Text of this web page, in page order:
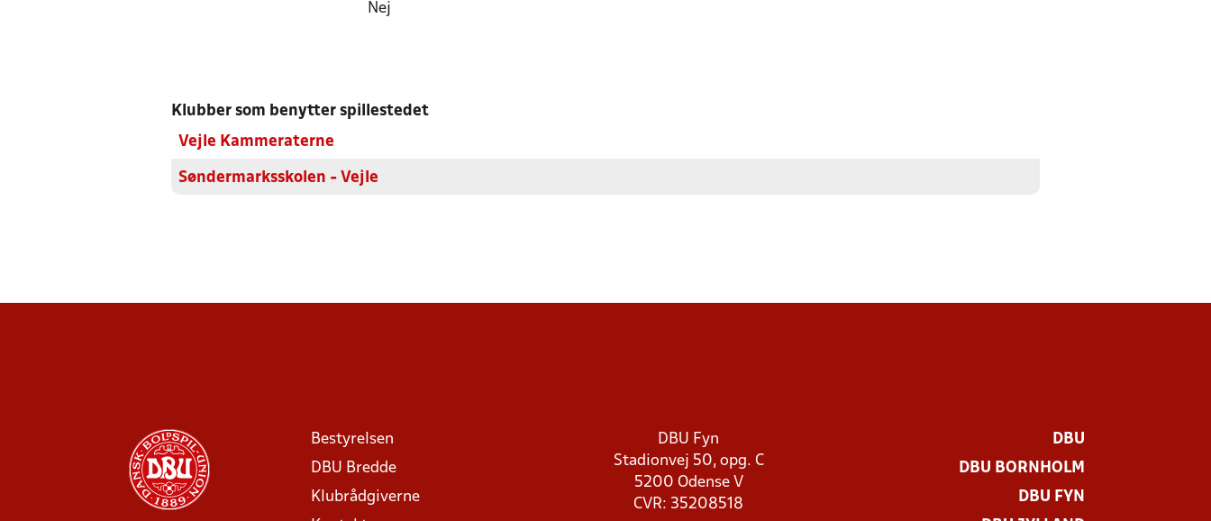
Nej
Klubber som benytter spillestedet
Vejle Kammeraterne
Søndermarksskolen - Vejle
Bestyrelsen
DBU Bredde
Klubrådgiverne
DBU Fyn
Stadionvej 50, opg. C
5200 Odense V
CVR: 35208518
DBU
DBU BORNHOLM
DBU FYN